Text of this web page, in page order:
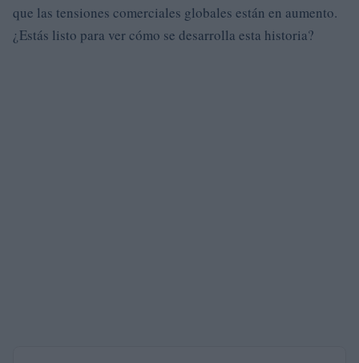
que las tensiones comerciales globales están en aumento.
¿Estás listo para ver cómo se desarrolla esta historia?